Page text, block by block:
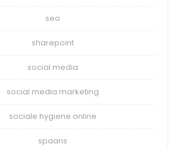
seo
sharepoint
social media
social media marketing
sociale hygiene online
spaans